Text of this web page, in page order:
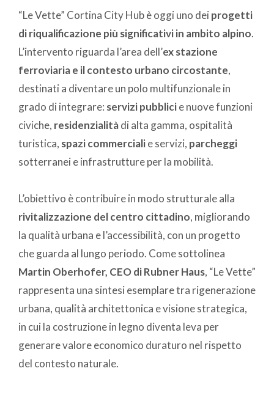
“Le Vette” Cortina City Hub è oggi uno dei progetti
di riqualificazione più significativi in ambito alpino.
L’intervento riguarda l’area dell’ex stazione
ferroviaria e il contesto urbano circostante,
destinati a diventare un polo multifunzionale in
grado di integrare: servizi pubblicie nuove funzioni
civiche, residenzialitàdi alta gamma, ospitalità
turistica, spazi commercialie servizi, parcheggi
sotterranei e infrastrutture per la mobilità.
L’obiettivo è contribuire in modo strutturale alla
rivitalizzazione del centro cittadino, migliorando
la qualità urbana e l’accessibilità, con un progetto
che guarda al lungo periodo. Come sottolinea
Martin Oberhofer, CEO di Rubner Haus, “Le Vette”
rappresenta una sintesi esemplare tra rigenerazione
urbana, qualità architettonica e visione strategica,
in cui la costruzione in legno diventa leva per
generare valore economico duraturo nel rispetto
del contesto naturale.